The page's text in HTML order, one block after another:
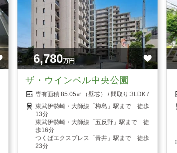
6,780万円
ザ・ウインベル中央公園
85.05㎡（壁芯）
3LDK
東武伊勢崎・大師線「梅島」駅まで 徒歩
13分
東武伊勢崎・大師線「五反野」駅まで 徒
歩16分
つくばエクスプレス「青井」駅まで 徒歩
23分